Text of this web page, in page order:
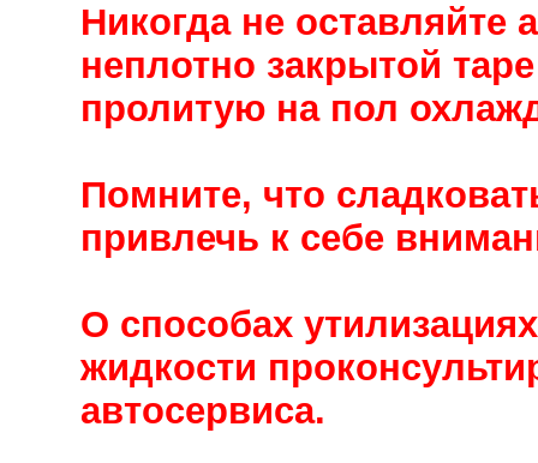
Никогда не
неплотно закрытой
пролитую на пол
Помните, что
привлечь к себе
О способах
жидкости
автосервиса.